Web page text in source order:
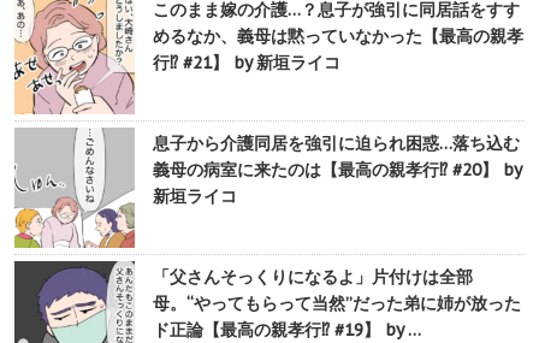
このまま嫁の介護…？息子が強引に同居話をすす
めるなか、義母は黙っていなかった【最高の親孝
行⁉︎ #21】 by 新垣ライコ
息子から介護同居を強引に迫られ困惑…落ち込む
義母の病室に来たのは【最高の親孝行⁉︎ #20】 by
新垣ライコ
「父さんそっくりになるよ」片付けは全部
母。“やってもらって当然”だった弟に姉が放った
ド正論【最高の親孝行⁉︎ #19】 by …